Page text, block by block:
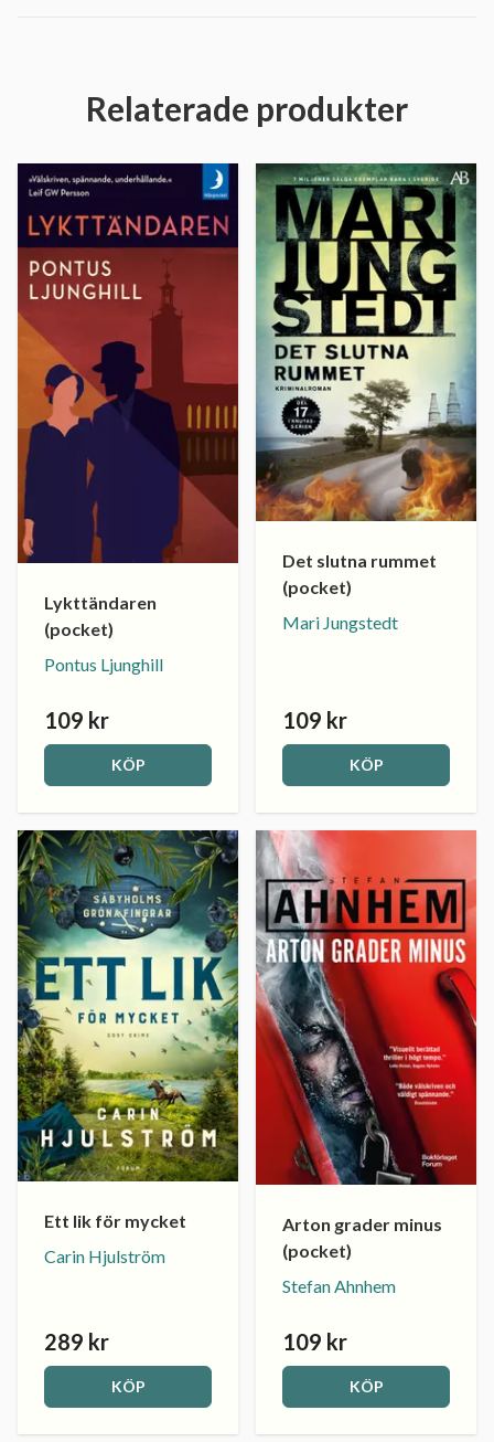
Relaterade produkter
Lykttändaren
(pocket)
Pontus Ljunghill
109 kr
KÖP
Det slutna rummet
(pocket)
Mari Jungstedt
109 kr
KÖP
Ett lik för mycket
Carin Hjulström
289 kr
KÖP
Arton grader minus
(pocket)
Stefan Ahnhem
109 kr
KÖP